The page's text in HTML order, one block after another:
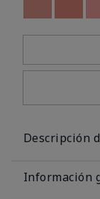
Descripción
Información